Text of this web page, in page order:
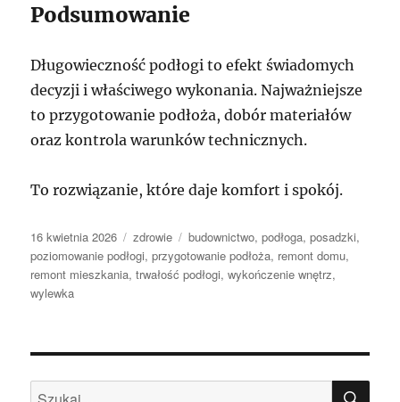
Podsumowanie
Długowieczność podłogi to efekt świadomych
decyzji i właściwego wykonania. Najważniejsze
to przygotowanie podłoża, dobór materiałów
oraz kontrola warunków technicznych.
To rozwiązanie, które daje komfort i spokój.
Data
publikacji
16 kwietnia 2026 Kategorie
zdrowie Tagi
budownictwo,podłoga,posadzki,
poziomowanie podłogi,przygotowanie podłoża, remont domu,
remont mieszkania,trwałość podłogi,wykończenie wnętrz,
wylewka
Szukaj: